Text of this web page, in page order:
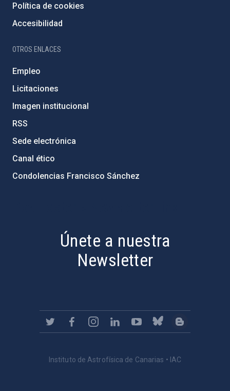
Política de cookies
Accesibilidad
OTROS ENLACES
Empleo
Licitaciones
Imagen institucional
RSS
Sede electrónica
Canal ético
Condolencias Francisco Sánchez
Únete a nuestra
Newsletter
Instituto de Astrofísica de Canarias • IAC